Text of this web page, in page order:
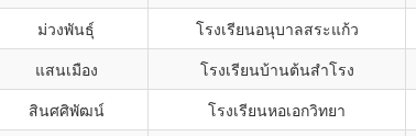
ม่วงพันธุ์ โรงเรียนอนุบาลสระแก้ว
แสนเมือง โรงเรียนบ้านต้นสำโรง
สินศศิพัฒน์ โรงเรียนหอเอกวิทยา